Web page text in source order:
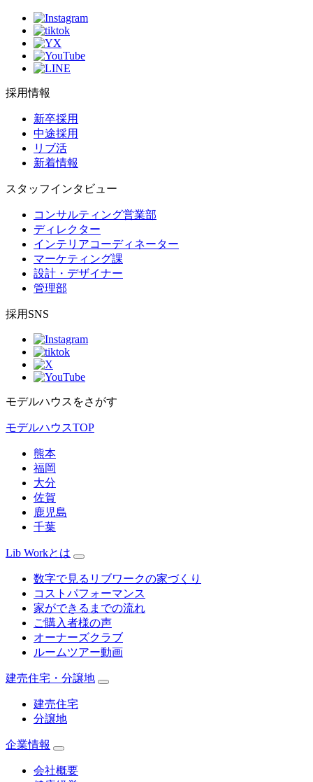
採用情報
新卒採用
中途採用
リブ活
新着情報
スタッフインタビュー
コンサルティング営業部
ディレクター
インテリアコーディネーター
マーケティング課
設計・デザイナー
管理部
採用SNS
モデルハウスをさがす
モデルハウスTOP
熊本
福岡
大分
佐賀
鹿児島
千葉
Lib Workとは
数字で見るリブワークの家づくり
コストパフォーマンス
家ができるまでの流れ
ご購入者様の声
オーナーズクラブ
ルームツアー動画
建売住宅・分譲地
建売住宅
分譲地
企業情報
会社概要